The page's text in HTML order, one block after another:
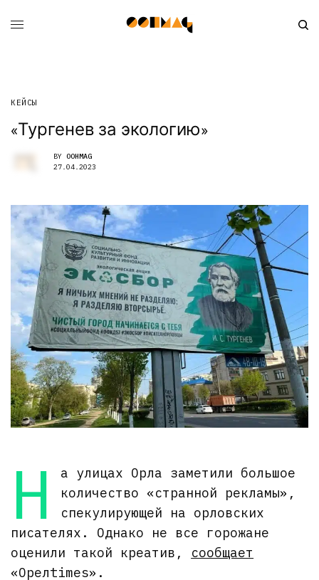
КЕЙСЫ
«Тургенев за экологию»
BY OOHMAG
27.04.2023
Н
а улицах Орла заметили большое
количество «странной рекламы»,
спекулирующей на орловских
писателях. Однако не все горожане
оценили такой креатив, сообщает
«Орелtimes».